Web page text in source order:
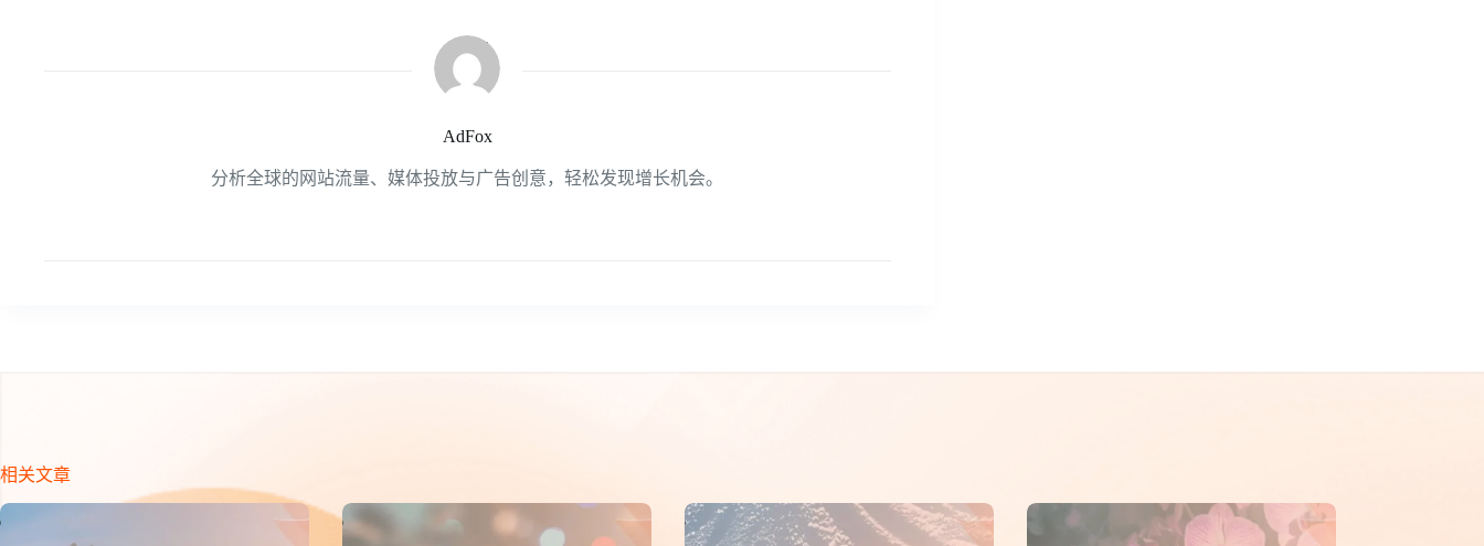
AdFox
分析全球的网站流量、媒体投放与广告创意，轻松发现增长机会。
相关文章